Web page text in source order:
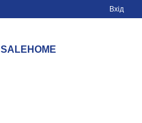
Вхід
SALE HOME